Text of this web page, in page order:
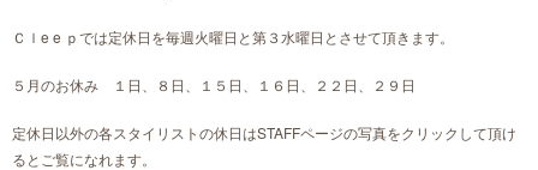
Ｃｌe e ｐでは定休日を毎週火曜日と第３水曜日とさせて頂きます。
５月のお休み １日、８日、１５日、１６日、２２日、２９日
定休日以外の各スタイリストの休日はSTAFFページの写真をクリックして頂け
るとご覧になれます。